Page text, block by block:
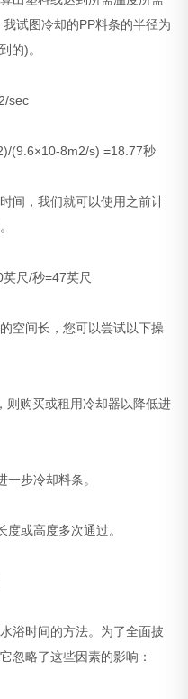
试图冷却的PP料条的半径为
的)。
sec
8m2/s) =18.77秒
，我们就可以使用之前计
尺/秒=47英尺
间长，您可以尝试以下操
购买或租用冷却器以降低进
步冷却料条。
或高度多次通过。
时间的方法。为了全面披
忽略了这些因素的影响：